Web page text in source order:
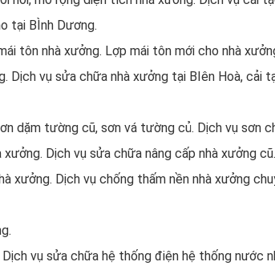
tại BÌnh Dương.
tôn nhà xưởng. Lợp mái tôn mới cho nhà
Dịch vụ sửa chữa nhà xưởng tại BIên Hoà, cải
dặm tường cũ, sơn vá tường củ. Dịch vụ sơn
Dịch vụ sửa chữa nâng cấp nhà xưởng cũ.
xưởng. Dịch vụ chống thấm nền nhà xưởng
vụ sửa chữa hệ thống điện hệ thống nước